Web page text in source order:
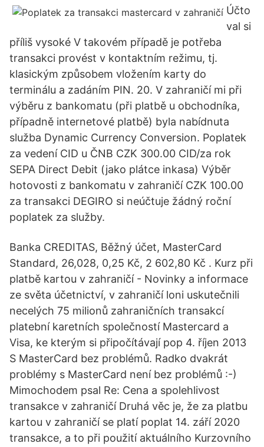
Účto
val si
příliš vysoké V takovém případě je potřeba
transakci provést v kontaktním režimu, tj.
klasickým způsobem vložením karty do
terminálu a zadáním PIN. 20. V zahraničí mi při
výběru z bankomatu (při platbě u obchodníka,
případně internetové platbě) byla nabídnuta
služba Dynamic Currency Conversion. Poplatek
za vedení CID u ČNB CZK 300.00 CID/za rok
SEPA Direct Debit (jako plátce inkasa) Výběr
hotovosti z bankomatu v zahraničí CZK 100.00
za transakci DEGIRO si neúčtuje žádný roční
poplatek za služby.
Banka CREDITAS, Běžný účet, MasterCard
Standard, 26,028, 0,25 Kč, 2 602,80 Kč . Kurz při
platbě kartou v zahraničí - Novinky a informace
ze světa účetnictví, v zahraničí loni uskutečnili
necelých 75 milionů zahraničních transakcí
platební karetních společností Mastercard a
Visa, ke kterým si připočítávají pop 4. říjen 2013
S MasterCard bez problémů. Radko dvakrát
problémy s MasterCard není bez problémů :-)
Mimochodem psal Re: Cena a spolehlivost
transakce v zahraničí Druhá věc je, že za platbu
kartou v zahraničí se platí poplat 14. září 2020
transakce, a to při použití aktuálního Kurzovního